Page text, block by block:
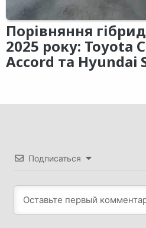
Порівняння
2025 року: Toyota
Accord та Hyundai
Подписаться